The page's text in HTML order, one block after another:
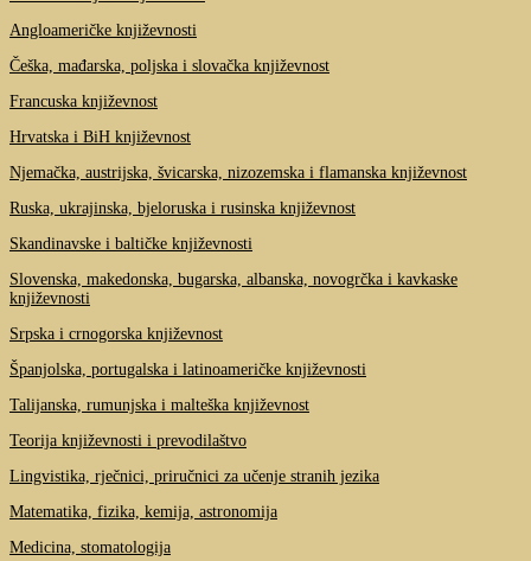
Angloameričke književnosti
Češka, mađarska, poljska i slovačka književnost
Francuska književnost
Hrvatska i BiH književnost
Njemačka, austrijska, švicarska, nizozemska i flamanska književnost
Ruska, ukrajinska, bjeloruska i rusinska književnost
Skandinavske i baltičke književnosti
Slovenska, makedonska, bugarska, albanska, novogrčka i kavkaske
književnosti
Srpska i crnogorska književnost
Španjolska, portugalska i latinoameričke književnosti
Talijanska, rumunjska i malteška književnost
Teorija književnosti i prevodilaštvo
Lingvistika, rječnici, priručnici za učenje stranih jezika
Matematika, fizika, kemija, astronomija
Medicina, stomatologija